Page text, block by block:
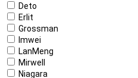
Deto
Erlit
Grossman
Imwei
LanMeng
Mirwell
Niagara